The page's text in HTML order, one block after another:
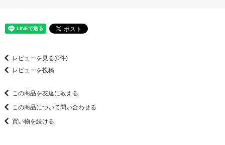
レビューを見る(0件)
レビューを投稿
この商品を友達に教える
この商品について問い合わせる
買い物を続ける